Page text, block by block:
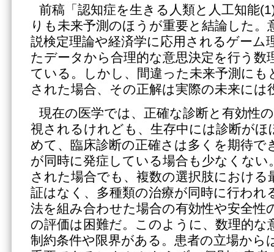
前稿「認知症を生きる人類と人工知能
りも未来予測のほうが重要と結論した。
説検定理論や経済学に応用されるゲーム
たデータから合理的な意思決定を行う数
ている。しかし、間違った未来予測にも
された場合、その正解は実際の未来には
現在の医学では、正確な診断と有効性
視されるけれども、生存中には診断がほ
めて、臨床診断の正確さは多くを期待で
が同時に発症している場合も少なくない
された場合でも、複数の選択肢における
証はなく、多種類の治療が同時に行われ
法を組み合わせた場合の有効性や安全性
の評価は困難だ。このように、数理的な
制約条件や限界がある。患者の立場から